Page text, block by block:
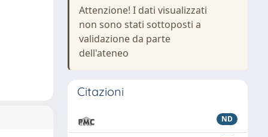
Attenzione! I dati visualizzati
non sono stati sottoposti a
validazione da parte
dell'ateneo
Citazioni
ND